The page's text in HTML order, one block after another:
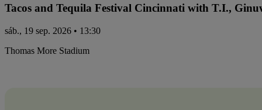
Tacos and Tequila Festival Cincinnati with T.I.,
sáb., 19 sep. 2026 • 13:30
Thomas More Stadium